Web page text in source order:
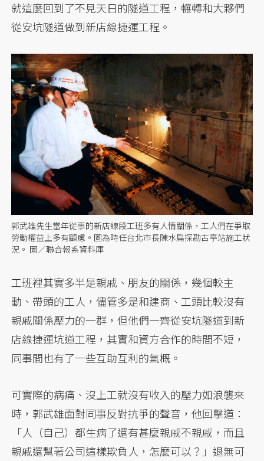
就這麼回到了不見天日的隧道工程，輾轉和大夥們
從安坑隧道做到新店線捷運工程。
郭武雄先生當年從事的新店線段工班多有人情關係，工人們在爭取
勞動權益上多有顧慮。圖為時任台北市長陳水扁探勘古亭站施工狀
況。 圖／聯合報系資料庫
工班裡其實多半是親戚、朋友的關係，幾個較主
動、帶頭的工人，儘管多是和建商、工頭比較沒有
親戚關係壓力的一群，但他們一齊從安坑隧道到新
店線捷運坑道工程，其實和資方合作的時間不短，
同事間也有了一些互助互利的氣概。
可實際的病痛、沒上工就沒有收入的壓力如浪襲來
時，郭武雄面對同事反對抗爭的聲音，他回擊道：
「人（自己）都生病了還有甚麼親戚不親戚，而且
親戚還幫著公司這樣欺負人，怎麼可以？」退無可